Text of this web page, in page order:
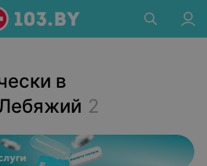
в
2